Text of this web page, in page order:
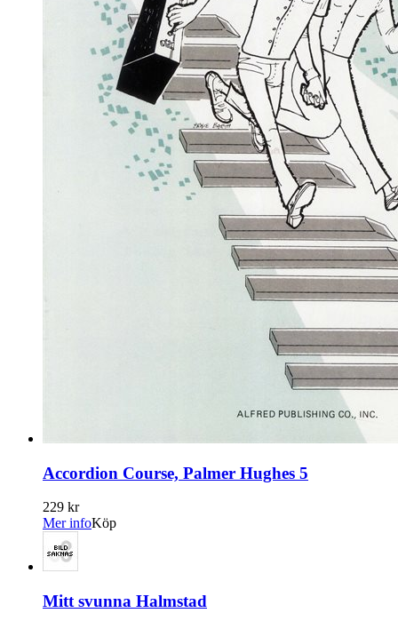
Accordion Course, Palmer Hughes 5
229 kr
Mer infoKöp
Mitt svunna Halmstad